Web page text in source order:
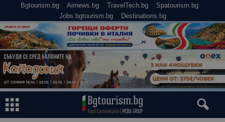
Bgtourism.bg Airnews.bg TravelTech.bg
Spatourism.bg
Jobs.bgtourism.bg
Destinations.bg